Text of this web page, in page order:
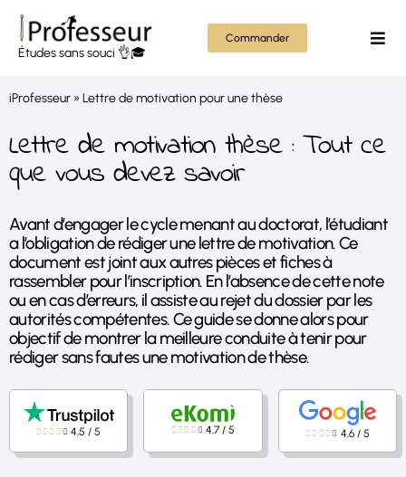
Passer
contenu
Études sans souci 👌🎓
Commander
Tout
iProfesseur» Lettre de motivation pour une thèse
Lettre de motivation thèse : Tout ce
que vous devez savoir
Avant d’engager le cycle menant au doctorat, l’étudiant
a l’obligation de rédiger une lettre de motivation. Ce
document est joint aux autres pièces et fiches à
rassembler pour l’inscription. En l’absence de cette note
ou en cas d’erreurs, il assiste au rejet du dossier par les
autorités compétentes. Ce guide se donne alors pour
objectif de montrer la meilleure conduite à tenir pour
rédiger sans fautes une motivation de thèse.
4,5 /5 4,7/5 4,6/ 5